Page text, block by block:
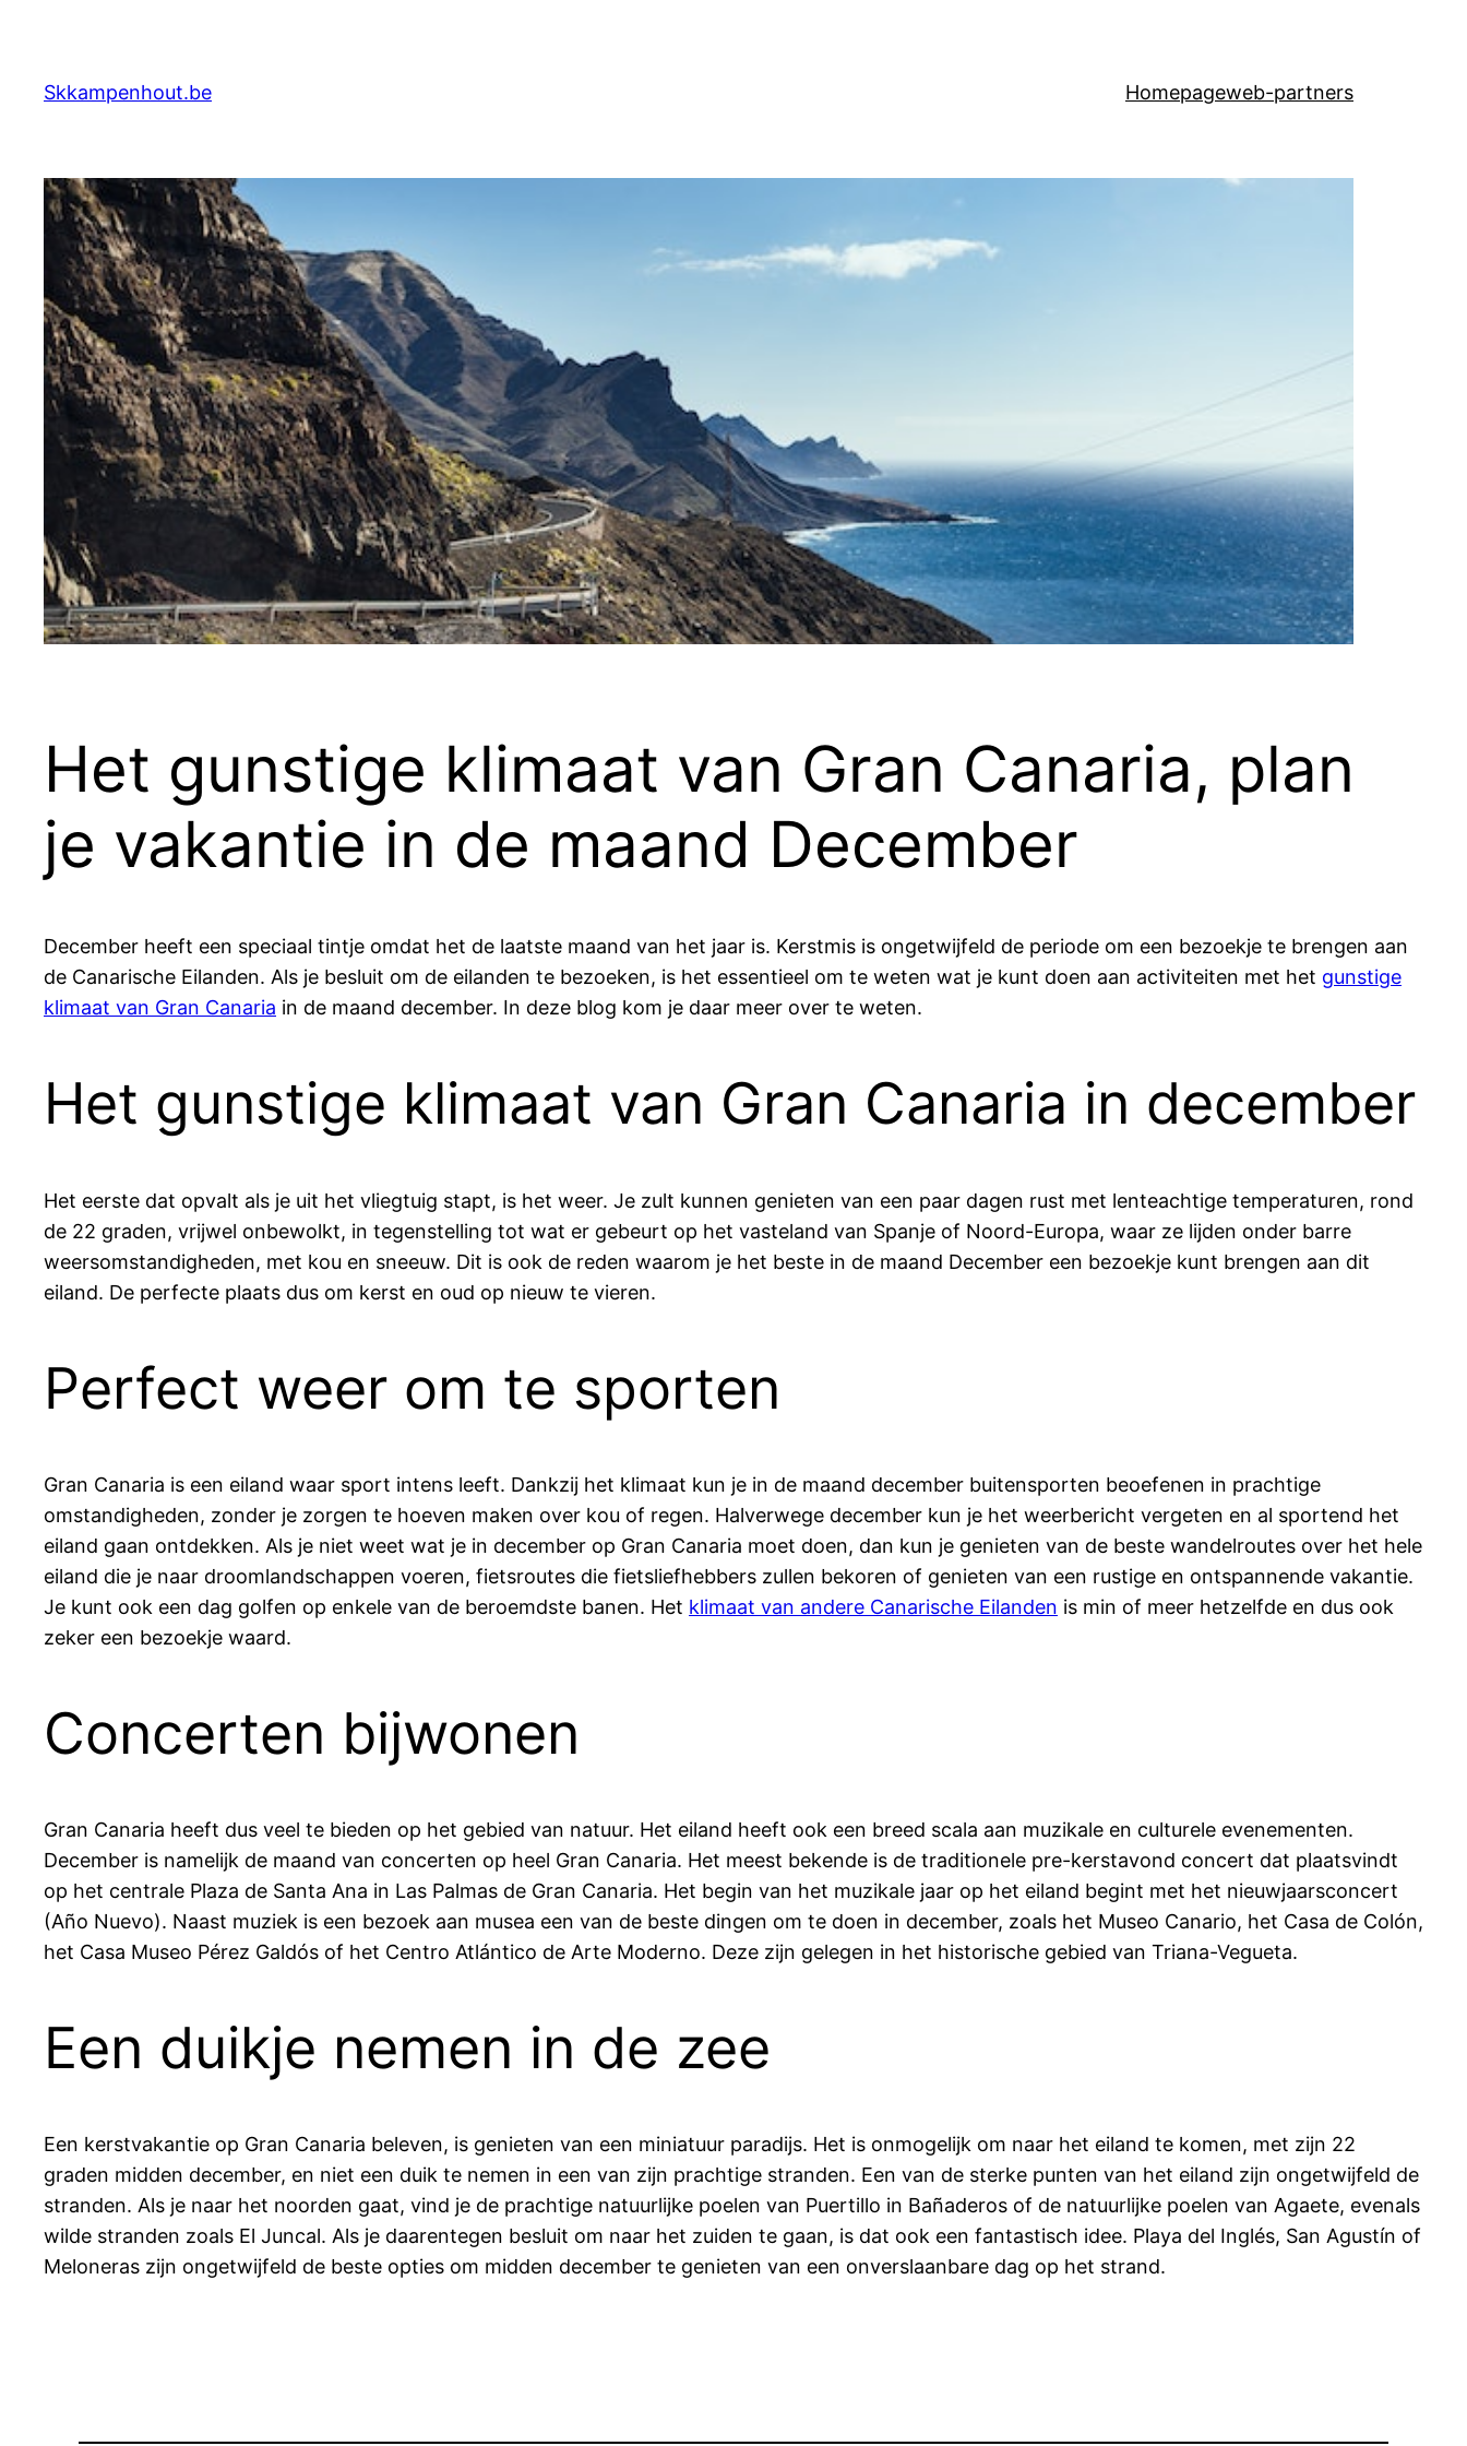
content
Skkampenhout.be Homepageweb-partners
Het gunstige klimaat van Gran Canaria, plan
je vakantie in de maand December
December heeft een speciaal tintje omdat het de laatste maand van het jaar is. Kerstmis is ongetwijfeld de periode om een bezoekje te brengen aan
de Canarische Eilanden. Als je besluit om de eilanden te bezoeken, is het essentieel om te weten wat je kunt doen aan activiteiten met het gunstige
klimaat van Gran Canaria in de maand december. In deze blog kom je daar meer over te weten.
Het gunstige klimaat van Gran Canaria in december
Het eerste dat opvalt als je uit het vliegtuig stapt, is het weer. Je zult kunnen genieten van een paar dagen rust met lenteachtige temperaturen, rond
de 22 graden, vrijwel onbewolkt, in tegenstelling tot wat er gebeurt op het vasteland van Spanje of Noord-Europa, waar ze lijden onder barre
weersomstandigheden, met kou en sneeuw. Dit is ook de reden waarom je het beste in de maand December een bezoekje kunt brengen aan dit
eiland. De perfecte plaats dus om kerst en oud op nieuw te vieren.
Perfect weer om te sporten
Gran Canaria is een eiland waar sport intens leeft. Dankzij het klimaat kun je in de maand december buitensporten beoefenen in prachtige
omstandigheden, zonder je zorgen te hoeven maken over kou of regen. Halverwege december kun je het weerbericht vergeten en al sportend het
eiland gaan ontdekken. Als je niet weet wat je in december op Gran Canaria moet doen, dan kun je genieten van de beste wandelroutes over het hele
eiland die je naar droomlandschappen voeren, fietsroutes die fietsliefhebbers zullen bekoren of genieten van een rustige en ontspannende vakantie.
Je kunt ook een dag golfen op enkele van de beroemdste banen. Het klimaat van andere Canarische Eilanden is min of meer hetzelfde en dus ook
zeker een bezoekje waard.
Concerten bijwonen
Gran Canaria heeft dus veel te bieden op het gebied van natuur. Het eiland heeft ook een breed scala aan muzikale en culturele evenementen.
December is namelijk de maand van concerten op heel Gran Canaria. Het meest bekende is de traditionele pre-kerstavond concert dat plaatsvindt
op het centrale Plaza de Santa Ana in Las Palmas de Gran Canaria. Het begin van het muzikale jaar op het eiland begint met het nieuwjaarsconcert
(Año Nuevo). Naast muziek is een bezoek aan musea een van de beste dingen om te doen in december, zoals het Museo Canario, het Casa de Colón,
het Casa Museo Pérez Galdós of het Centro Atlántico de Arte Moderno. Deze zijn gelegen in het historische gebied van Triana-Vegueta.
Een duikje nemen in de zee
Een kerstvakantie op Gran Canaria beleven, is genieten van een miniatuur paradijs. Het is onmogelijk om naar het eiland te komen, met zijn 22
graden midden december, en niet een duik te nemen in een van zijn prachtige stranden. Een van de sterke punten van het eiland zijn ongetwijfeld de
stranden. Als je naar het noorden gaat, vind je de prachtige natuurlijke poelen van Puertillo in Bañaderos of de natuurlijke poelen van Agaete, evenals
wilde stranden zoals El Juncal. Als je daarentegen besluit om naar het zuiden te gaan, is dat ook een fantastisch idee. Playa del Inglés, San Agustín of
Meloneras zijn ongetwijfeld de beste opties om midden december te genieten van een onverslaanbare dag op het strand.